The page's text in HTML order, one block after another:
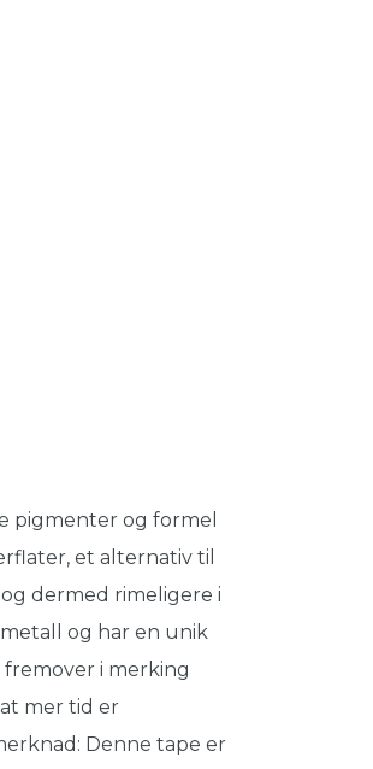
pigmenter og formel
et alternativ til
dermed rimeligere i
og har en unik
i merking
mer tid er
Denne tape er